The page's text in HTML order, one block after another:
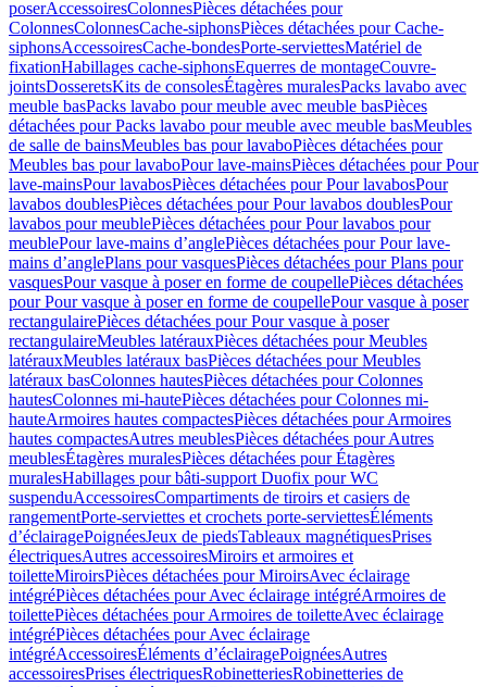
poserAccessoiresColonnesPièces détachées pour
ColonnesColonnesCache-siphonsPièces détachées pour Cache-
siphonsAccessoiresCache-bondesPorte-serviettesMatériel de
fixationHabillages cache-siphonsEquerres de montageCouvre-
jointsDosseretsKits de consolesÉtagères muralesPacks lavabo avec
meuble basPacks lavabo pour meuble avec meuble basPièces
détachées pour Packs lavabo pour meuble avec meuble basMeubles
de salle de bainsMeubles bas pour lavaboPièces détachées pour
Meubles bas pour lavaboPour lave-mainsPièces détachées pour Pour
lave-mainsPour lavabosPièces détachées pour Pour lavabosPour
lavabos doublesPièces détachées pour Pour lavabos doublesPour
lavabos pour meublePièces détachées pour Pour lavabos pour
meublePour lave-mains d’anglePièces détachées pour Pour lave-
mains d’anglePlans pour vasquesPièces détachées pour Plans pour
vasquesPour vasque à poser en forme de coupellePièces détachées
pour Pour vasque à poser en forme de coupellePour vasque à poser
rectangulairePièces détachées pour Pour vasque à poser
rectangulaireMeubles latérauxPièces détachées pour Meubles
latérauxMeubles latéraux basPièces détachées pour Meubles
latéraux basColonnes hautesPièces détachées pour Colonnes
hautesColonnes mi-hautePièces détachées pour Colonnes mi-
hauteArmoires hautes compactesPièces détachées pour Armoires
hautes compactesAutres meublesPièces détachées pour Autres
meublesÉtagères muralesPièces détachées pour Étagères
muralesHabillages pour bâti-support Duofix pour WC
suspenduAccessoiresCompartiments de tiroirs et casiers de
rangementPorte-serviettes et crochets porte-serviettesÉléments
d’éclairagePoignéesJeux de piedsTableaux magnétiquesPrises
électriquesAutres accessoiresMiroirs et armoires et
toiletteMiroirsPièces détachées pour MiroirsAvec éclairage
intégréPièces détachées pour Avec éclairage intégréArmoires de
toilettePièces détachées pour Armoires de toiletteAvec éclairage
intégréPièces détachées pour Avec éclairage
intégréAccessoiresÉléments d’éclairagePoignéesAutres
accessoiresPrises électriquesRobinetteriesRobinetteries de